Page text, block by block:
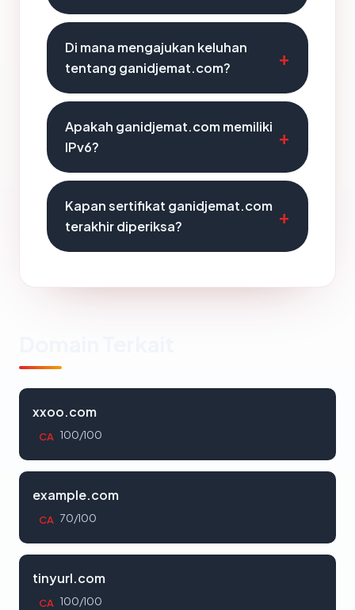
Di mana mengajukan keluhan
tentang ganidjemat.com?
Apakah ganidjemat.com memiliki
IPv6?
Kapan sertifikat ganidjemat.com
terakhir diperiksa?
xxoo.com
CA 100/100
example.com
CA 70/100
tinyurl.com
CA 100/100